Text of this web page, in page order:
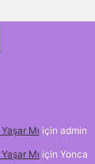
Mı için admin
Mı için Yonca